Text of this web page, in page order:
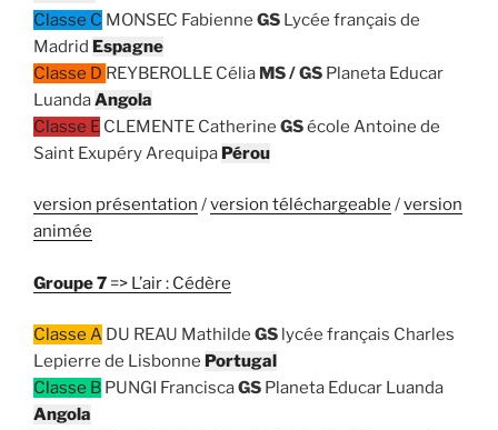
Classe C MONSEC Fabienne GS Lycée français de
Madrid Espagne
Classe D REYBEROLLE Célia MS / GS Planeta Educar
LuandaAngola
Classe E CLEMENTE Catherine GSécole Antoine de
Saint Exupéry Arequipa Pérou
version présentation /version téléchargeable /version
animée
Groupe 7 => L’air : Cédère
Classe A DU REAU Mathilde GS lycée français Charles
Lepierre de Lisbonne Portugal
Classe B PUNGI FranciscaGS Planeta Educar Luanda
Angola